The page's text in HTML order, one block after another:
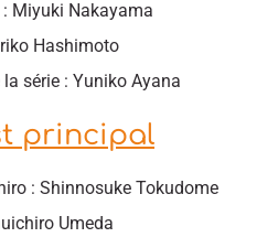
Miyuki Nakayama
Hashimoto
série : Yuniko Ayana
principal
: Shinnosuke Tokudome
Umeda